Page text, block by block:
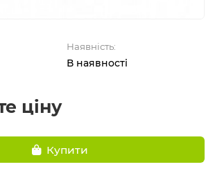
Наявність:
В наявності
ціну
Купити